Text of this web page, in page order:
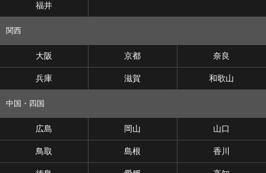
福井
関西
大阪 京都 奈良
兵庫 滋賀 和歌山
中国・四国
広島 岡山 山口
鳥取 島根 香川